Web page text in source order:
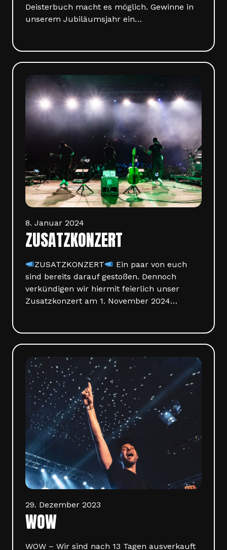
Deisterbuch macht es möglich. Gewinne in
unserem Jubiläumsjahr ein…
8. Januar 2024
ZUSATZKONZERT
ZUSATZKONZERT
Ein paar von euch
sind bereits darauf gestoßen. Dennoch
verkündigen wir hiermit feierlich unser
Zusatzkonzert am 1. November 2024…
29. Dezember 2023
WOW
WOW – Wir sind nach 13 Tagen ausverkauft